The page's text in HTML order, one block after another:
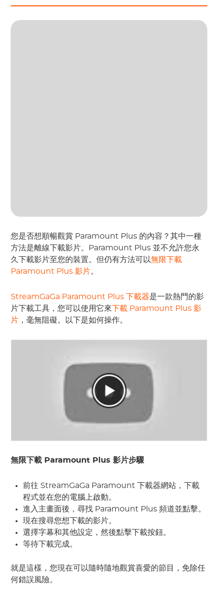
您是否想順暢觀賞 Paramount Plus 的內容？其中一種
方法是離線下載影片。Paramount Plus 並不允許您永
久下載影片至您的裝置。但仍有方法可以無限下載
Paramount Plus 影片。
StreamGaGa Paramount Plus 下載器是一款熱門的影
片下載工具，您可以使用它來 下載 Paramount Plus 影
片 ，毫無阻礙。以下是如何操作。
無限下載 Paramount Plus 影片步驟
前往 StreamGaGa Paramount 下載器網站，下載
程式並在您的電腦上啟動。
進入主畫面後，尋找 Paramount Plus 頻道並點擊。
現在搜尋您想下載的影片。
選擇字幕和其他設定，然後點擊下載按鈕。
等待下載完成。
就是這樣，您現在可以隨時隨地觀賞喜愛的節目，免除任
何錯誤風險。